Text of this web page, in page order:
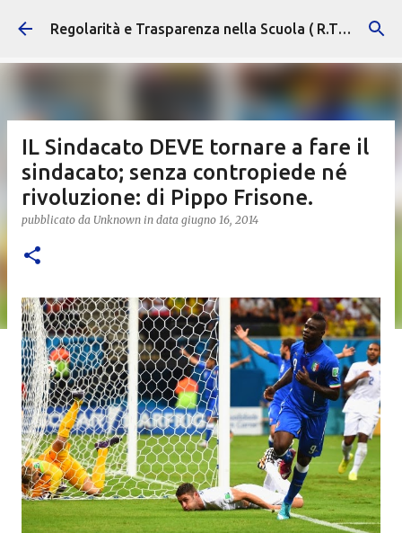
Passa ai contenuti principali Regolarità e Trasparenza nella Scuola ( R.T.S. )
IL Sindacato DEVE tornare a fare il
sindacato; senza contropiede né
rivoluzione: di Pippo Frisone.
pubblicato da Unknown in data giugno 16, 2014